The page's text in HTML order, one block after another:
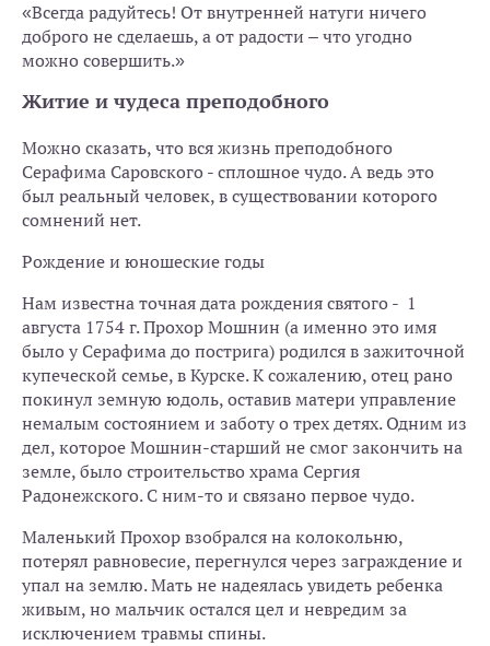
«Всегда радуйтесь! От внутренней натуги ничего
доброго не сделаешь, а от радости – что угодно
можно совершить.»
Житие и чудеса преподобного
Можно сказать, что вся жизнь преподобного
Серафима Саровского - сплошное чудо. А ведь это
был реальный человек, в существовании которого
сомнений нет.
Рождение и юношеские годы
Нам известна точная дата рождения святого - 1
августа 1754 г. Прохор Мошнин (а именно это имя
было у Серафима до пострига) родился в зажиточной
купеческой семье, в Курске. К сожалению, отец рано
покинул земную юдоль, оставив матери управление
немалым состоянием и заботу о трех детях. Одним из
дел, которое Мошнин-старший не смог закончить на
земле, было строительство храма Сергия
Радонежского. С ним-то и связано первое чудо.
Маленький Прохор взобрался на колокольню,
потерял равновесие, перегнулся через заграждение и
упал на землю. Мать не надеялась увидеть ребенка
живым, но мальчик остался цел и невредим за
исключением травмы спины.